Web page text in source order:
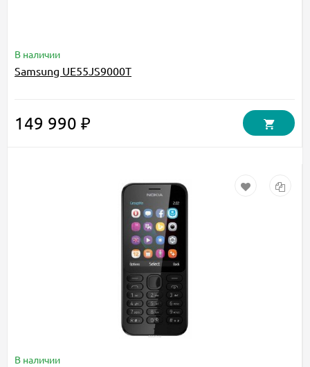
В наличии
Samsung UE55JS9000T
149 990 ₽
В наличии